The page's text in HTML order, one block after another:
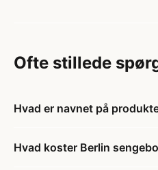
Ofte stillede
Hvad er navnet på
Hvad koster Berlin